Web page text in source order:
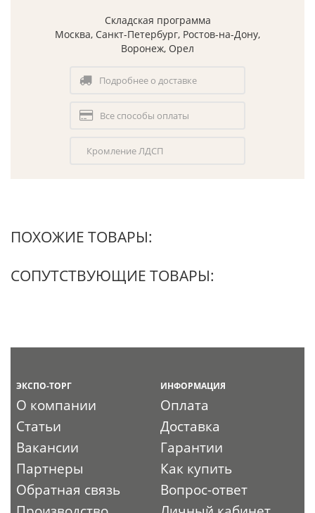
Складская программа
Москва, Санкт-Петербург, Ростов-на-Дону,
Воронеж, Орел
Подробнее о доставке
Все способы оплаты
Кромление ЛДСП
ПОХОЖИЕ ТОВАРЫ:
СОПУТСТВУЮЩИЕ ТОВАРЫ:
ЭКСПО-ТОРГ
О компании
Статьи
Вакансии
Партнеры
Обратная связь
ИНФОРМАЦИЯ
Оплата
Доставка
Гарантии
Как купить
Вопрос-ответ